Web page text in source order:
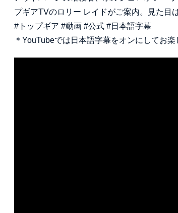
プギアTVのロリー レイドがご案内。見た目
#トップギア #動画 #公式 #日本語字幕
＊YouTubeでは日本語字幕をオンにしてお